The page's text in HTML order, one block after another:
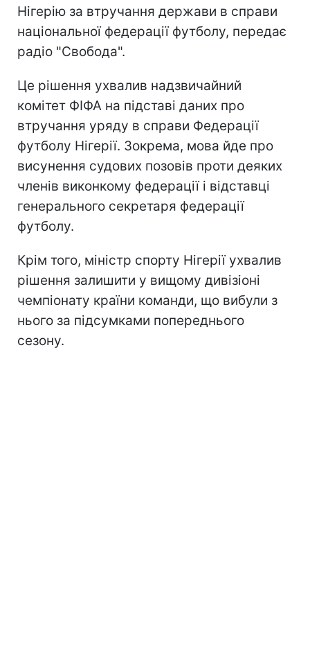
Нігерію за втручання держави в справи
національної федерації футболу, передає
радіо "Свобода".
Це рішення ухвалив надзвичайний
комітет ФІФА на підставі даних про
втручання уряду в справи Федерації
футболу Нігерії. Зокрема, мова йде про
висунення судових позовів проти деяких
членів виконкому федерації і відставці
генерального секретаря федерації
футболу.
Крім того, міністр спорту Нігерії ухвалив
рішення залишити у вищому дивізіоні
чемпіонату країни команди, що вибули з
нього за підсумками попереднього
сезону.